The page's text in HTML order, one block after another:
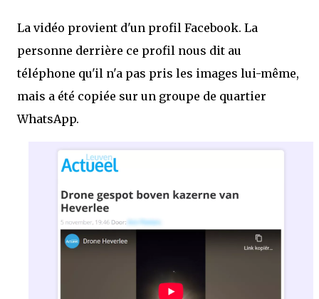
La vidéo provient d'un profil Facebook. La
personne derrière ce profil nous dit au
téléphone qu'il n'a pas pris les images lui-même,
mais a été copiée sur un groupe de quartier
WhatsApp.